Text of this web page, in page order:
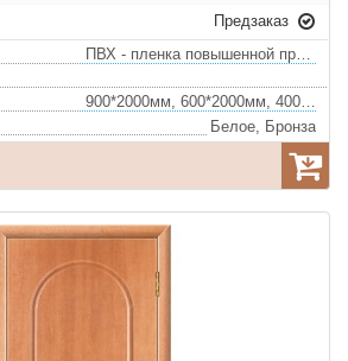
Предзаказ
ПВХ - пленка повышенной прочности
900*2000мм, 600*2000мм, 400*2000мм, 700*2000мм, 800*2000мм
Белое, Бронза